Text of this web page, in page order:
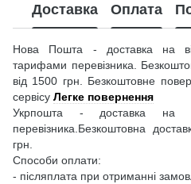
Доставка Оплата
Нова Пошта - доставка на
тарифами перевізника.
від 1500 грн. Безкоштовне
сервісу Легке повернення
Укрпошта - доставка на
перевізника.Безкоштовна
грн.
Способи оплати:
- післяплата при отриманні